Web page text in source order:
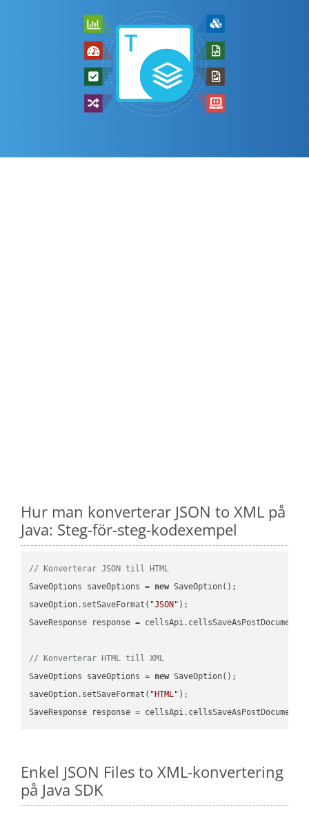
Hur man konverterar JSON to XML på
Java: Steg-för-steg-kodexempel
// Konverterar JSON till HTML
SaveOptions saveOptions = new SaveOption();
saveOption.setSaveFormat( "JSON" );
SaveResponse response =
// Konverterar HTML till XML
SaveOptions saveOptions = new SaveOption();
saveOption.setSaveFormat( "HTML" );
SaveResponse response =
Enkel JSON Files to XML-konvertering
på Java SDK